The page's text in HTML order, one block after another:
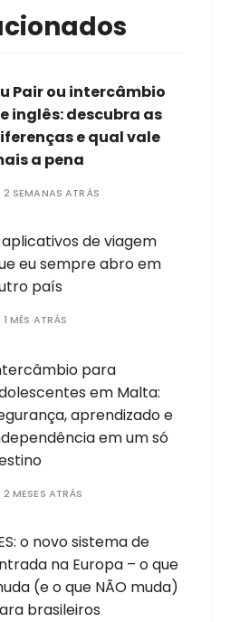
Pair ou intercâmbio
inglês: descubra as
e qual vale
a pena
2 SEMANAS ATRÁS
de viagem
eu sempre abro em
país
1 MÊS ATRÁS
para
em Malta:
aprendizado e
em um só
2 MESES ATRÁS
o novo sistema de
na Europa – o que
(e o que NÃO muda)
brasileiros